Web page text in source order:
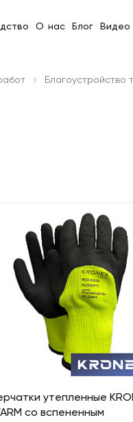
О нас Блог Видео
Благоустройство
утепленные
со вспененным